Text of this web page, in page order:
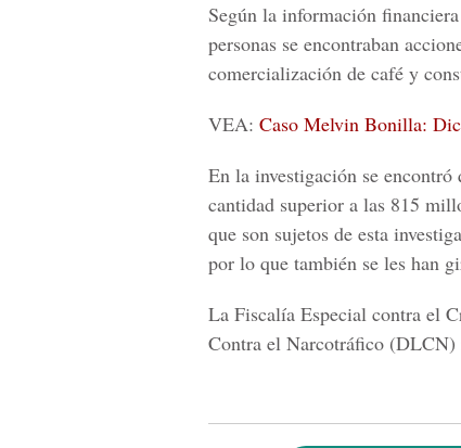
Según la información
personas se encontraban
comercialización de café y
VEA: Caso Melvin Bonilla:
En la investigación se encontró
cantidad superior a las 815
que son sujetos de esta
por lo que también se les han
La Fiscalía Especial contra el
Contra el Narcotráfico (DLCN)